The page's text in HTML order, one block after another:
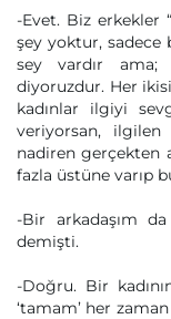
-Evet. Biz erkekler
şey yoktur, sadece
sey vardır ama;
diyoruzdur. Her
kadınlar ilgiyi
veriyorsan, ilgilen
nadiren gerçekten
fazla üstüne varıp
-Bir arkadaşım da
demişti.
-Doğru. Bir
‘tamam’ her